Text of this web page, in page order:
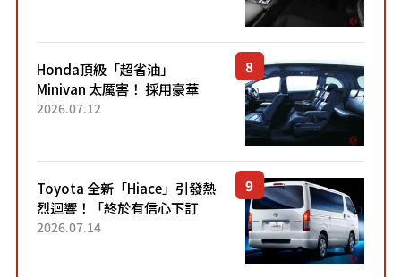
Honda頂級「超省油」
Minivan 太厲害！ 採用豪華
「真皮座椅」與專屬「黑色內
「三...
2026.07.12
Toyota 全新「Hiace」引發熱
烈迴響！「終於有信心下訂
了！」「哪個等級交車最
2026.07.14